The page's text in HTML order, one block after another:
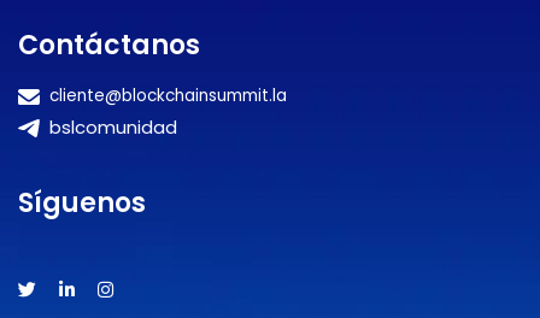
Contáctanos
cliente@blockchainsummit.la
bslcomunidad
Síguenos